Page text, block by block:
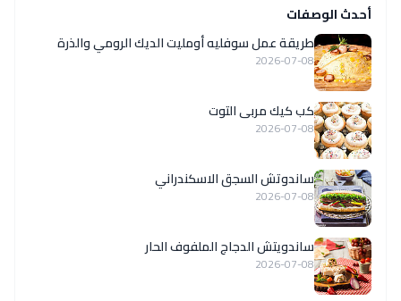
أحدث الوصفات
طريقة عمل سوفليه أومليت الديك الرومي والذرة
2026-07-08
كب كيك مربى التوت
2026-07-08
ساندوتش السجق الاسكندراني
2026-07-08
ساندويتش الدجاج الملفوف الحار
2026-07-08